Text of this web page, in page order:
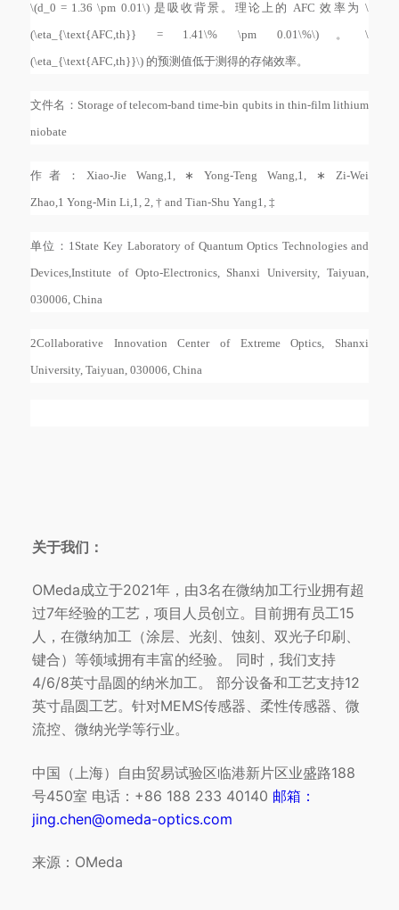
\(d_0 = 1.36 \pm 0.01\) 是吸收背景。理论上的 AFC 效率为 \
(\eta_{\text{AFC,th}} = 1.41\% \pm 0.01\%\)。\
(\eta_{\text{AFC,th}}\) 的预测值低于测得的存储效率。
文件名： Storage of telecom-band time-bin qubits in thin-film lithium
niobate
作者： Xiao-Jie Wang,1, ∗ Yong-Teng Wang,1, ∗ Zi-Wei
Zhao,1 Yong-Min Li,1, 2, † and Tian-Shu Yang1, ‡
单位： 1State Key Laboratory of Quantum Optics Technologies and
Devices,Institute of Opto-Electronics, Shanxi University, Taiyuan,
030006, China
2Collaborative Innovation Center of Extreme Optics, Shanxi
University, Taiyuan, 030006, China
关于我们：
OMeda成立于2021年，由3名在微纳加工行业拥有超
过7年经验的工艺，项目人员创立。目前拥有员工15
人，在微纳加工（涂层、光刻、蚀刻、双光子印刷、
键合）等领域拥有丰富的经验。 同时，我们支持
4/6/8英寸晶圆的纳米加工。 部分设备和工艺支持12
英寸晶圆工艺。针对MEMS传感器、柔性传感器、微
流控、微纳光学等行业。
中国（上海）自由贸易试验区临港新片区业盛路188
号450室 电话：+86 188 233 40140 邮箱：
jing.chen@omeda-optics.com
来源：OMeda